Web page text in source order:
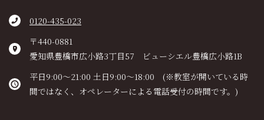
0120-435-023
〒440-0881
愛知県豊橋市広小路3丁目57 ビューシエル豊橋広小路1B
平日9:00～21:00 土日9:00～18:00 (※教室が開いている時
間ではなく、オペレーターによる電話受付の時間です。)